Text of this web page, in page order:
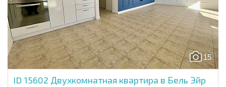
15
ID 15602 Двухкомнатная квартира в Бель Эйр